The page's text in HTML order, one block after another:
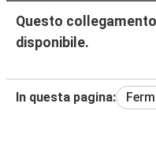
Questo
disponibile.
In questa pagina: